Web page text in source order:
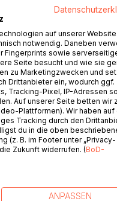
Solange man sich diese
du ein gesundes
keinen Platz mehr
Gedanken nicht
Coach Sascha Schwarz
keine schwachen
weil sie sich
vorhandene Stärke so
sondern ein
hat und heute
Buch zuklappst und
auf unserer
notwendig. Daneben
Fingerprints sowie
Seite besucht und wie sie
zu Marketingzwecken und
Drittanbieter ein, wodurch ggf.
Tracking-Pixel, IP-Adressen
Auf unserer Seite betten wir
Plattformen). Wir haben auf
Tracking durch den
du in die oben
(z. B. im Footer unter „Privacy-
Zukunft widerrufen. (BoD-
ANPASSEN